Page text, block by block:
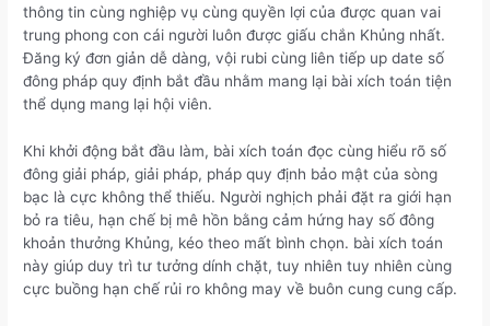
thông tin cùng nghiệp vụ cùng quyền lợi của được quan vai
trung phong con cái người luôn được giấu chắn Khủng nhất.
Đăng ký đơn giản dễ dàng, vội rubi cùng liên tiếp up date số
đông pháp quy định bắt đầu nhằm mang lại bài xích toán tiện
thể dụng mang lại hội viên.
Khi khởi động bắt đầu làm, bài xích toán đọc cùng hiểu rõ số
đông giải pháp, giải pháp, pháp quy định bảo mật của sòng
bạc là cực không thể thiếu. Người nghịch phải đặt ra giới hạn
bỏ ra tiêu, hạn chế bị mê hồn bằng cảm hứng hay số đông
khoản thưởng Khủng, kéo theo mất bình chọn. bài xích toán
này giúp duy trì tư tưởng dính chặt, tuy nhiên tuy nhiên cùng
cực buồng hạn chế rủi ro không may về buôn cung cung cấp.